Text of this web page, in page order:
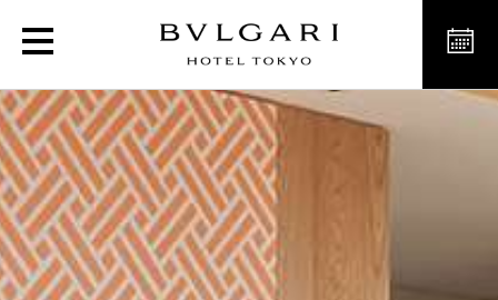
プレミアムスイート